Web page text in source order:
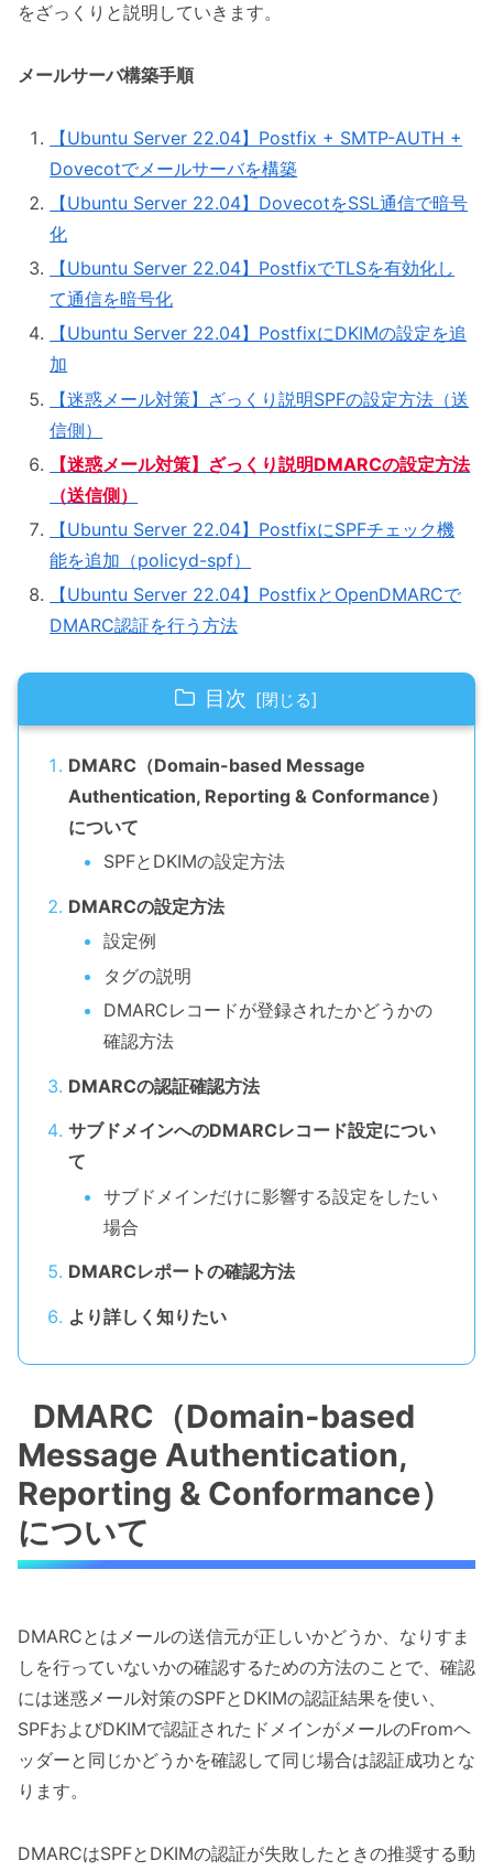
をざっくりと説明していきます。
メールサーバ構築手順
【Ubuntu Server 22.04】Postfix + SMTP-AUTH +
Dovecotでメールサーバを構築
【Ubuntu Server 22.04】DovecotをSSL通信で暗号
化
【Ubuntu Server 22.04】PostfixでTLSを有効化し
て通信を暗号化
【Ubuntu Server 22.04】PostfixにDKIMの設定を追
加
【迷惑メール対策】ざっくり説明SPFの設定方法（送
信側）
【迷惑メール対策】ざっくり説明DMARCの設定方法
（送信側）
【Ubuntu Server 22.04】PostfixにSPFチェック機
能を追加（policyd-spf）
【Ubuntu Server 22.04】PostfixとOpenDMARCで
DMARC認証を行う方法
目次
DMARC（Domain-based Message
Authentication, Reporting & Conformance）
について
SPFとDKIMの設定方法
DMARCの設定方法
設定例
タグの説明
DMARCレコードが登録されたかどうかの
確認方法
DMARCの認証確認方法
サブドメインへのDMARCレコード設定につい
て
サブドメインだけに影響する設定をしたい
場合
DMARCレポートの確認方法
より詳しく知りたい
DMARC（Domain-based
Message Authentication,
Reporting & Conformance）
について
DMARCとはメールの送信元が正しいかどうか、なりすま
しを行っていないかの確認するための方法のことで、確認
には迷惑メール対策のSPFとDKIMの認証結果を使い、
SPFおよびDKIMで認証されたドメインがメールのFromヘ
ッダーと同じかどうかを確認して同じ場合は認証成功とな
ります。
DMARCはSPFとDKIMの認証が失敗したときの推奨する動